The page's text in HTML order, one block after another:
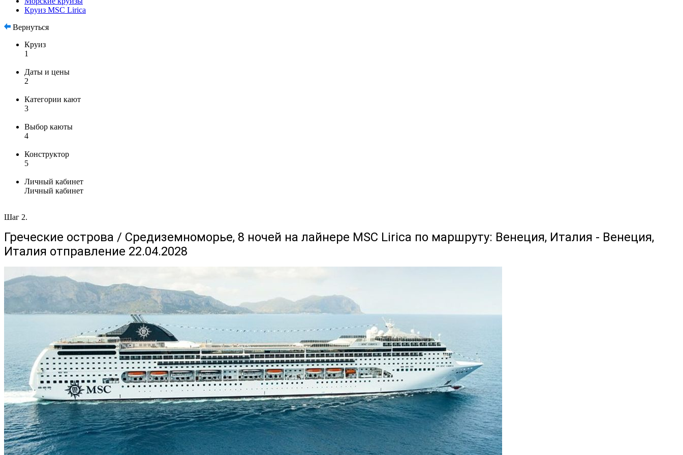
Круиз MSC Lirica
Вернуться
Круиз
1
Даты и цены
2
Категории кают
3
Выбор каюты
4
Конструктор
5
Личный кабинет
Личный кабинет
Шаг 2.
Греческие острова / Средиземноморье, 8 ночей на лайнере MSC Lirica по маршруту: Венеция, Италия - Венеция,
Италия отправление 22.04.2028